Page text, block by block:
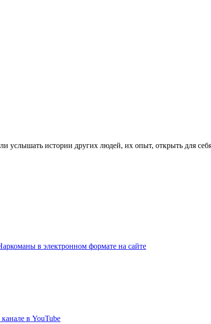
услышать истории других людей, их опыт, открыть для
в электронном формате на сайте
в YouTube